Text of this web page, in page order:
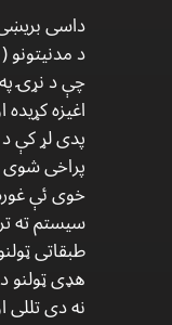
داسی
چې د نړۍ په
اغیزه
پدی لړ کې
پراخی
خوی ئې
سیستم ته
طبقاتی
هډی